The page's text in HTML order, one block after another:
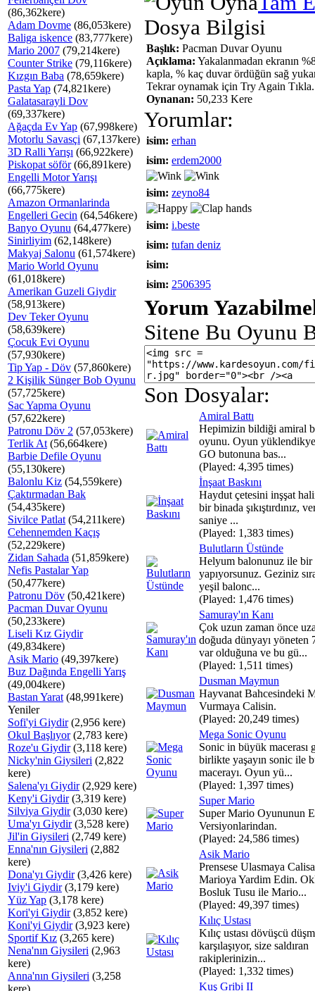
(86,362kere)
Adam Dovme (86,053kere)
Baliga iskence (83,777kere)
Mario 2007 (79,214kere)
Counter Strike (79,116kere)
Kızgın Baba (78,659kere)
Pasta Yap (74,821kere)
Galatasarayli Dov
(69,337kere)
Ağaçda Ev Yap (67,998kere)
Motorlu Savasçi (67,137kere)
3D Ralli Yarışı (66,922kere)
Piskopat söför(66,891kere)
Engelli Motor Yarışı
(66,775kere)
Amazon Ormanlarinda
Engelleri Gecin (64,546kere)
Banyo Oyunu (64,477kere)
Sinirliyim (62,148kere)
Makyaj Salonu (61,574kere)
Mario World Oyunu
(61,018kere)
Amerikan Guzeli Giydir
(58,913kere)
Dev Teker Oyunu
(58,639kere)
Çocuk Evi Oyunu
(57,930kere)
Tip Yap - Döv (57,860kere)
2 Kişilik Sünger Bob Oyunu
(57,725kere)
Sac Yapma Oyunu
(57,622kere)
Patronu Döv 2 (57,053kere)
Terlik At (56,664kere)
Barbie Defile Oyunu
(55,130kere)
Balonlu Kiz (54,559kere)
Çaktırmadan Bak
(54,435kere)
Sivilce Patlat (54,211kere)
Cehennemden Kaçış
(52,229kere)
Zidan Sahada (51,859kere)
Nefis Pastalar Yap
(50,477kere)
Patronu Döv (50,421kere)
Pacman Duvar Oyunu
(50,233kere)
Liseli Kız Giydir
(49,834kere)
Asik Mario (49,397kere)
Buz Dağında Engelli Yarış
(49,004kere)
Bastan Yarat (48,991kere)
Yeniler
Sofi'yi Giydir(2,956 kere)
Okul Başlıyor(2,783 kere)
Roze'u Giydir(3,118 kere)
Nicky'nin Giysileri (2,822
kere)
Salena'yı Giydir(2,929 kere)
Keny'i Giydir(3,319 kere)
Silviya Giydir(3,030 kere)
Uma'yı Giydir(3,528 kere)
Jil'in Giysileri (2,749 kere)
Enna'nın Giysileri (2,882
kere)
Dona'yı Giydir(3,426 kere)
Iviy'i Giydir(3,179 kere)
Yüz Yap (3,178 kere)
Kori'yi Giydir(3,852 kere)
Koni'yi Giydir(3,923 kere)
Sportif Kız (3,265 kere)
Nena'nın Giysileri (2,963
kere)
Anna'nın Giysileri (3,258
kere)
Dosya Bilgisi
Başlık: Pacman Duvar Oyunu
Açıklama: Yakalanmadan ekranın
kapla, % kaç duvar ördüğün sağ
Tekrar oynamak için Try Again Tıkla.
Oynanan: 50,233 Kere
Yorumlar:
isim: erhan
isim: erdem2000
isim: zeyno84
isim: i.beste
isim: tufan deniz
isim:
isim: 2506395
Yorum
Sitene Bu Oyunu
Son Dosyalar:
Amiral Battı
Hepimizin bildiği amiral
oyunu. Oyun
GO butonuna bas...
(Played: 4,395 times)
İnşaat Baskını
Haydut çetesini inşşat
bir binada şıkıştırdınız,
saniye ...
(Played: 1,383 times)
Bulutların Üstünde
Helyum balonunuz ile bir
yapıyorsunuz. Geziniz
yeşil balonc...
(Played: 1,476 times)
Samuray'ın Kanı
Çok uzun zaman önce
doğuda dünyayı yöneten
var olduğuna ve bu gü...
(Played: 1,511 times)
Dusman Maymun
Hayvanat Bahcesindeki
Vurmaya Calisin.
(Played: 20,249 times)
Mega Sonic Oyunu
Sonic in büyük macerası
birlikte yaşayın sonic ile
macerayı. Oyun yü...
(Played: 1,397 times)
Super Mario
Super Mario Oyununun
Versiyonlarindan.
(Played: 24,586 times)
Asik Mario
Prensese Ulasmaya
Marioya Yardim Edin.
Bosluk Tusu ile Mario...
(Played: 49,397 times)
Kılıç Ustası
Kılıç ustası dövüşcü
karşılaşıyor, size saldıran
rakiplerinizin...
(Played: 1,332 times)
Kuş Gribi II